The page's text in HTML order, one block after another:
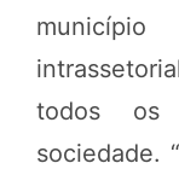
todos os
sociedade.